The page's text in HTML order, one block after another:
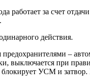
работает за счет
действия.
предохранителями –
выключается при
блокирует УСМ и